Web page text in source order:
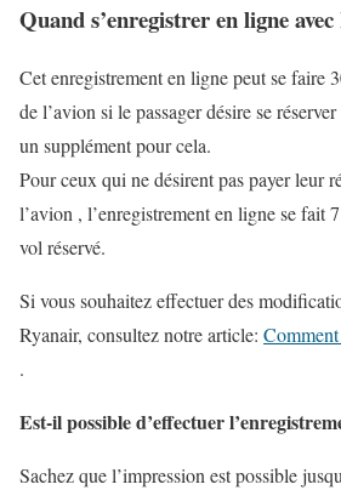
Quand s’enregistrer en ligne
Cet enregistrement en ligne peut se faire
de l’avion si le passager désire se
un supplément pour cela.
Pour ceux qui ne désirent pas payer leur
l’avion , l’enregistrement en ligne se fait
vol réservé.
Si vous souhaitez effectuer des
Ryanair, consultez notre article:
.
Est-il possible d’effectuer
Sachez que l’impression est possible